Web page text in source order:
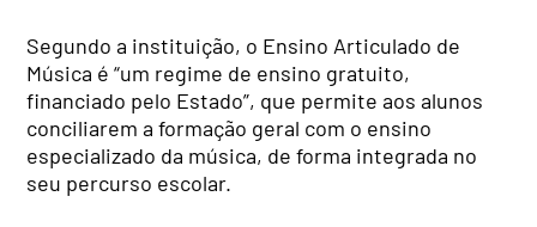
Segundo a instituição, o Ensino Articulado de
Música é “um regime de ensino gratuito,
financiado pelo Estado”, que permite aos alunos
conciliarem a formação geral com o ensino
especializado da música, de forma integrada no
seu percurso escolar.